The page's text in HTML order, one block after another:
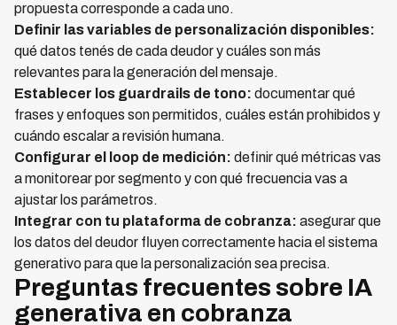
propuesta corresponde a cada uno.
Definir las variables de personalización disponibles:
qué datos tenés de cada deudor y cuáles son más
relevantes para la generación del mensaje.
Establecer los guardrails de tono: documentar qué
frases y enfoques son permitidos, cuáles están prohibidos y
cuándo escalar a revisión humana.
Configurar el loop de medición: definir qué métricas vas
a monitorear por segmento y con qué frecuencia vas a
ajustar los parámetros.
Integrar con tu plataforma de cobranza: asegurar que
los datos del deudor fluyen correctamente hacia el sistema
generativo para que la personalización sea precisa.
Preguntas frecuentes sobre IA
generativa en cobranza